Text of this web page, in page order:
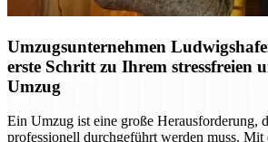
Umzugsunternehmen
erste Schritt zu Ihrem stressfreien
Umzug
Ein Umzug ist eine große Herausforderung,
professionell durchgeführt werden muss. Mit